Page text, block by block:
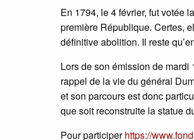
En 1794, le 4 février, fut votée
première République. Certes,
définitive abolition. Il reste
Lors de son émission de
rappel de la vie du général
et son parcours est donc
que soit reconstruite la statue
Pour participerhttps://